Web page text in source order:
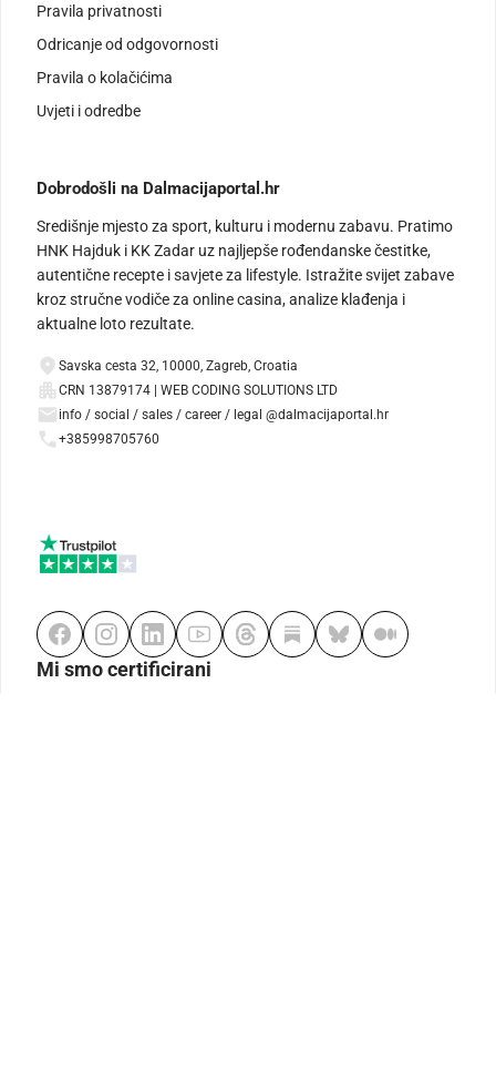
Pravila privatnosti
Odricanje od odgovornosti
Pravila o kolačićima
Uvjeti i odredbe
Dobrodošli na Dalmacijaportal.hr
Središnje mjesto za sport, kulturu i modernu zabavu. Pratimo
HNK Hajduk i KK Zadar uz najljepše rođendanske čestitke,
autentične recepte i savjete za lifestyle. Istražite svijet zabave
kroz stručne vodiče za online casina, analize klađenja i
aktualne loto rezultate.
Savska cesta 32, 10000, Zagreb, Croatia
CRN 13879174 | WEB CODING SOLUTIONS LTD
info / social / sales / career / legal @dalmacijaportal.hr
+385998705760
Mi smo certificirani